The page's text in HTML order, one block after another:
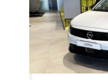
Romeo
Rover